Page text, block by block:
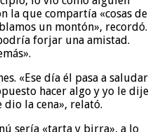
la que compartía «cosas de
un montón», recordó.
forjar una amistad.
«Ese día él pasa a saludar
hacer algo y yo le dije
dio la cena», relató.
sería «tarta y birra», a lo